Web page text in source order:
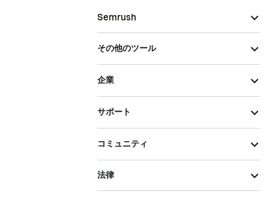
Semrush
その他のツール
企業
サポート
コミュニティ
法律